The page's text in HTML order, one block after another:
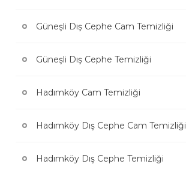
Güneşli Dış Cephe Cam Temizliği
Güneşli Dış Cephe Temizliği
Hadımköy Cam Temizliği
Hadımköy Dış Cephe Cam Temizliği
Hadımköy Dış Cephe Temizliği